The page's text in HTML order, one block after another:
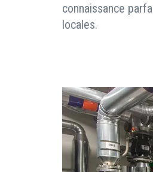
connaissance
locales.